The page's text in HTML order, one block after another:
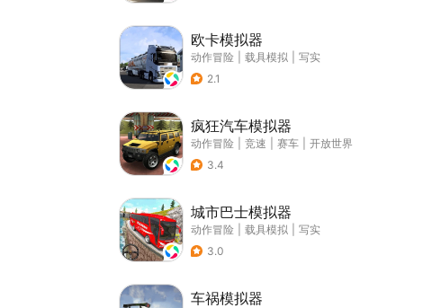
欧卡模拟器
动作冒险 载具模拟
写实
2.1
疯狂汽车模拟器
动作冒险 竞速 赛车
开放世界
3.4
城市巴士模拟器
动作冒险 载具模拟
写实
3.0
车祸模拟器